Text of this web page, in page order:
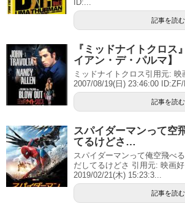
ID:...
記事を読む
『ミッドナイトクロス
イアン・デ・パルマ】
ミッドナイトクロス引用元: 映
2007/08/19(日) 23:46:00 ID:ZF/
記事を読む
スパイダーマンって空
てるけどさ…
スパイダーマンって俺空飛べ
だしてるけどさ 引用元: 映画
2019/02/21(木) 15:23:3...
記事を読む